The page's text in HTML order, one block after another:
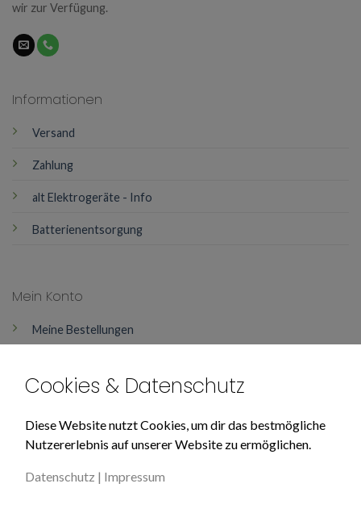
wir zur Verfügung.
Mein Konto
Meine Bestellungen
Über Uns
Impressum
Datenschutz
Informationen
Versand
Zahlung
alt Elektrogeräte - Info
Batterienentsorgung
Cookies & Datenschutz
Diese Website nutzt Cookies, um dir das bestmögliche
Nutzererlebnis auf unserer Website zu ermöglichen.
Datenschutz | Impressum